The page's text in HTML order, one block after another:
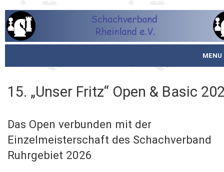
MENU
über den SVR
Spielbetrieb
Schachjugend
15. „Unser Fritz“ Open & Basic
Das Open verbunden mit der
Einzelmeisterschaft des Schachverband
Ruhrgebiet 2026